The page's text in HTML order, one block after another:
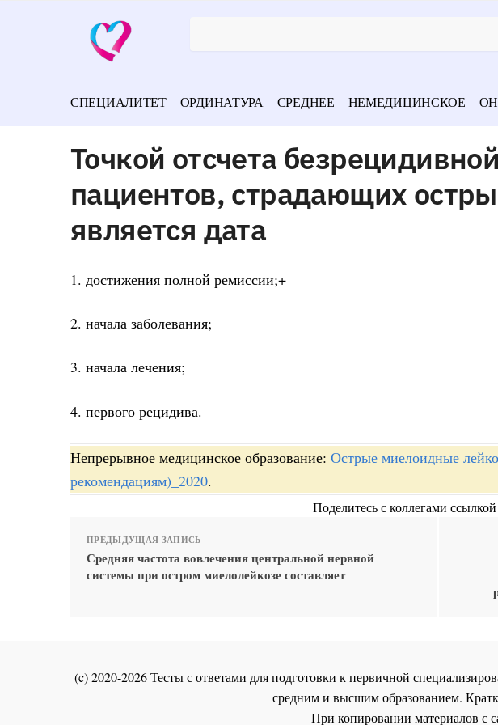
СПЕЦИАЛИТЕТ ОРДИНАТУРА СРЕДНЕЕ НЕМЕДИЦИНСКОЕ
Точкой отсчета
пациентов, страдающих
является дата
1. достижения полной ремиссии;+
2. начала заболевания;
3. начала лечения;
4. первого рецидива.
Непрерывное медицинское образование: Острые миелоидные
рекомендациям)_2020.
Поделитесь с коллегами
ПРЕДЫДУЩАЯ ЗАПИСЬ
Средняя частота вовлечения центральной нервной
системы при остром миелолейкозе составляет
(c) 2020-2026 Тесты с ответами для подготовки к первичной
средним и высшим образованием.
При копировании материалов с